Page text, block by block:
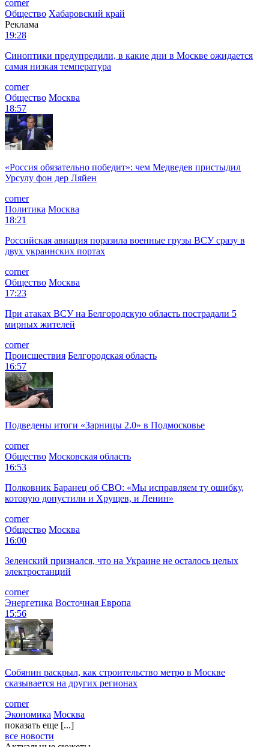
corner
Общество Хабаровский край
Реклама
19:28
Синоптики предупредили, в какие дни в Москве ожидается
самая низкая температура
corner
Общество Москва
18:57
«Россия обязательно победит»: чем Медведев пристыдил
Урсулу фон дер Ляйен
corner
Политика Москва
18:21
Российская авиация поразила военные грузы ВСУ сразу в
двух украинских портах
corner
Общество Москва
17:23
При атаках ВСУ на Белгородскую область пострадали 5
мирных жителей
corner
Происшествия Белгородская область
16:57
Подведены итоги «Зарницы 2.0» в Подмосковье
corner
Общество Московская область
16:53
Полковник Баранец об СВО: «Мы исправляем ту ошибку,
которую допустили и Хрущев, и Ленин»
corner
Общество Москва
16:00
Зеленский признался, что на Украине не осталось целых
электростанций
corner
Энергетика Восточная Европа
15:56
Собянин раскрыл, как строительство метро в Москве
сказывается на других регионах
corner
Экономика Москва
показать еще [...]
все новости